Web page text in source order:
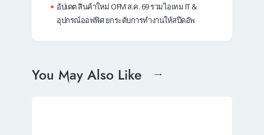
อัปเดต สินค้าใหม่ OFM ส.ค. 69 รวมไอเทม IT &
อุปกรณ์ออฟฟิศ ยกระดับการทำงานให้สปีดอัพ
You May Also Like